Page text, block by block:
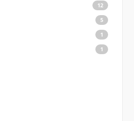
12
5
1
1